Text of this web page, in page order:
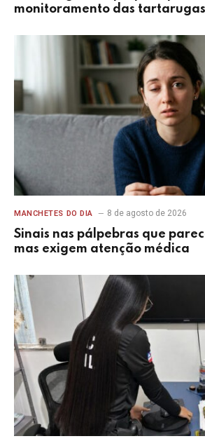
monitoramento das
MANCHETES DO DIA 8 de agosto de 2026
Sinais nas pálpebras que
mas exigem atenção médica